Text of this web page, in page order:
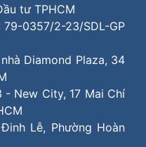
tư TPHCM
79-0357/2-23/SDL-GP
Diamond Plaza, 34
- New City, 17 Mai Chí
Lễ, Phường Hoàn